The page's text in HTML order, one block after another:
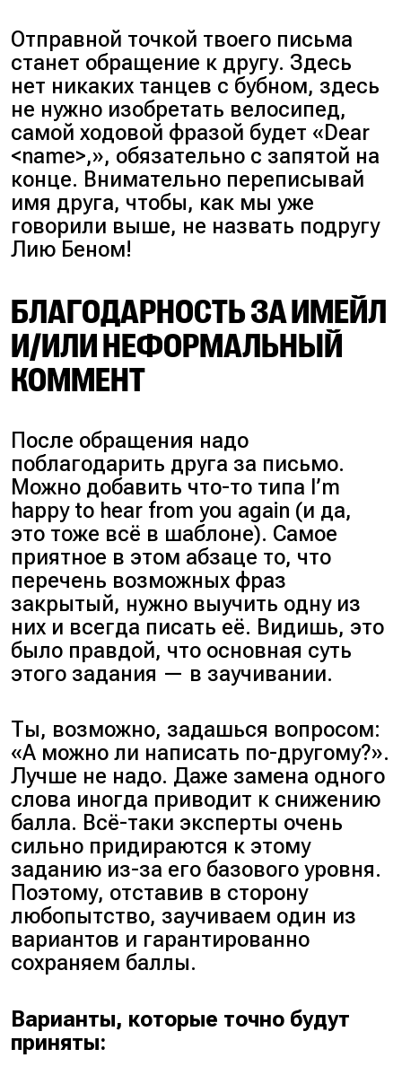
Отправной точкой твоего письма
станет обращение к другу. Здесь
нет никаких танцев с бубном, здесь
не нужно изобретать велосипед,
самой ходовой фразой будет «Dear
<name>,», обязательно с запятой на
конце. Внимательно переписывай
имя друга, чтобы, как мы уже
говорили выше, не назвать подругу
Лию Беном!
БЛАГОДАРНОСТЬ ЗА ИМЕЙЛ
И/ИЛИ НЕФОРМАЛЬНЫЙ
КОММЕНТ
После обращения надо
поблагодарить друга за письмо.
Можно добавить что-то типа I’m
happy to hear from you again (и да,
это тоже всё в шаблоне). Самое
приятное в этом абзаце то, что
перечень возможных фраз
закрытый, нужно выучить одну из
них и всегда писать её. Видишь, это
было правдой, что основная суть
этого задания — в заучивании.
Ты, возможно, задашься вопросом:
«А можно ли написать по-другому?».
Лучше не надо. Даже замена одного
слова иногда приводит к снижению
балла. Всё-таки эксперты очень
сильно придираются к этому
заданию из-за его базового уровня.
Поэтому, отставив в сторону
любопытство, заучиваем один из
вариантов и гарантированно
сохраняем баллы.
Варианты, которые точно будут
приняты: